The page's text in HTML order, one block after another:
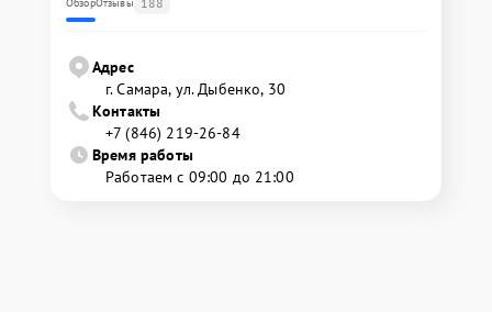
Адрес
г. Самара, ул. Дыбенко, 30
Контакты
+7 (846) 219-26-84
Время работы
Работаем с 09:00 до 21:00